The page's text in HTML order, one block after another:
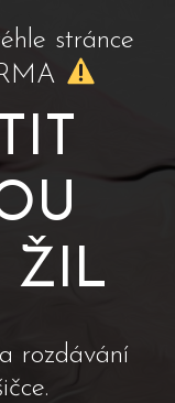
stránce
ŽIL
rozdávání